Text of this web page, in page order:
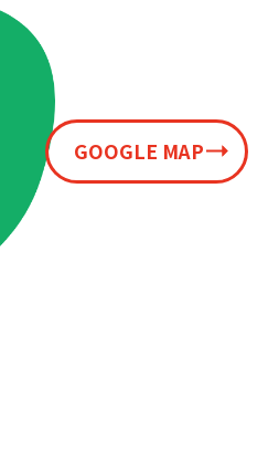
GOOGLE MAP